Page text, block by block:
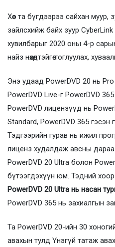
Хөөе та бүгдээрээ сайхан
зайлсхийж байх зуур CyberLink
хувилбарыг 2020 оны 4-р
найз нөхөдтэйгөө тоглуулах,
Энэ удаад PowerDVD 20 нь
PowerDVD Live-г PowerDVD 365
PowerDVD лицензүүд нь
Standard, PowerDVD 365 гэсэн
Тэдгээрийн гурав нь ижил
лиценз худалдаж авсны дараа
PowerDVD 20 Ultra болон
бүтээгдэхүүн юм. Тэдний
PowerDVD 20 Ultra нь насан
PowerDVD 365 нь захиалгын
Та PowerDVD 20-ийн 30
авахын тулд Үнэгүй татаж